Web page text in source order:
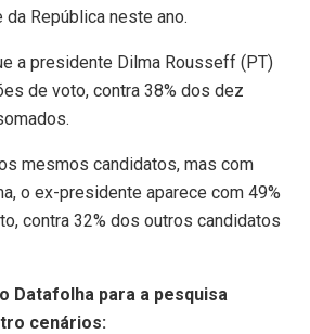
República neste ano.
a presidente Dilma Rousseff (PT)
de voto, contra 38% dos dez
mesmos candidatos, mas com
o ex-presidente aparece com 49%
contra 32% dos outros candidatos
Datafolha para a pesquisa
cenários: